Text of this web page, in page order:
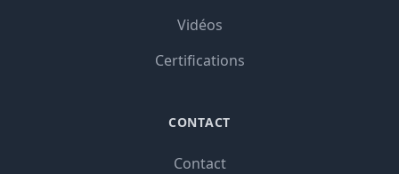
Vidéos
Certifications
CONTACT
Contact